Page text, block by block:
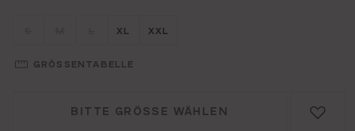
Größe wählen
Größe wählen
Größe wählen
Größe wählen
XL Größe wählen
XXL
GRÖSSENTABELLE
BITTE GRÖSSE WÄHLEN